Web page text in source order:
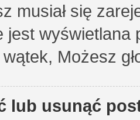
musiał się
jest wyświetlana
Możesz
lub usunąć